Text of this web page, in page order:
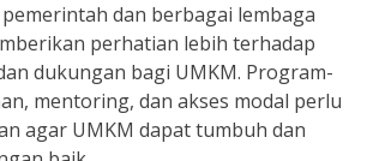
dan berbagai lembaga
perhatian lebih terhadap
dukungan bagi UMKM. Program-
mentoring, dan akses modal perlu
agar UMKM dapat tumbuh dan